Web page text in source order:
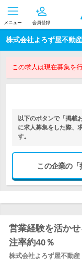
メニュー 会員登録
株式会社よろず屋不動産
この求人は現在募集を
以下のボタンで「掲載
に求人募集をした際、
す。
この企業の「
営業経験を活か
注率約40％
株式会社よろず屋不動産